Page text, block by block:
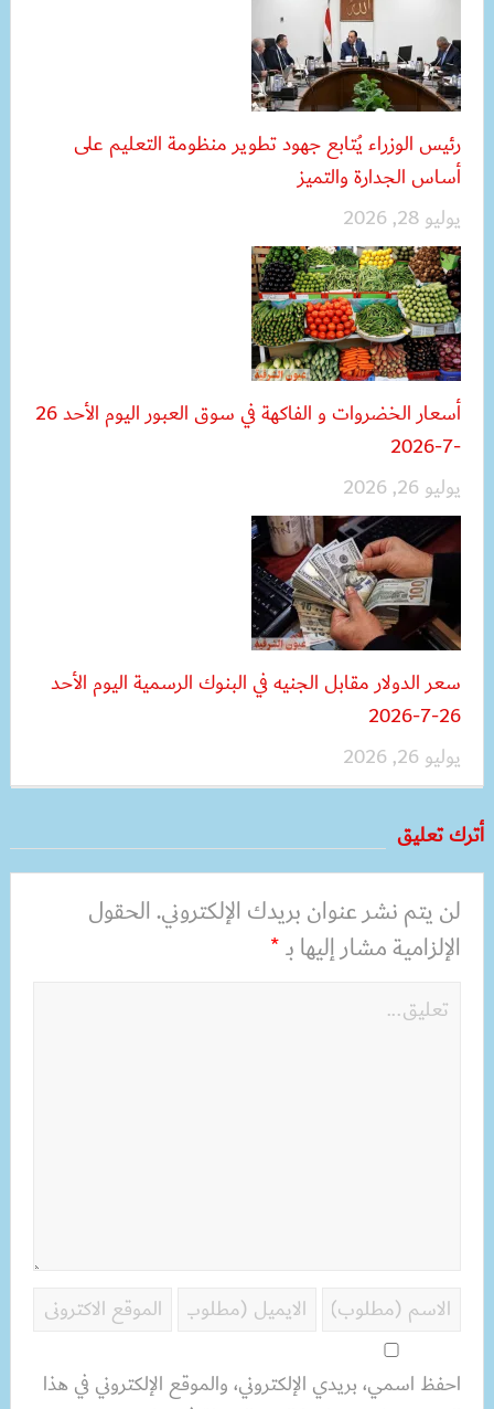
رئيس الوزراء يُتابع جهود تطوير منظومة التعليم على
أساس الجدارة والتميز
يوليو 28, 2026
أسعار الخضروات و الفاكهة في سوق العبور اليوم الأحد 26
-7-2026
يوليو 26, 2026
سعر الدولار مقابل الجنيه في البنوك الرسمية اليوم الأحد
26-7-2026
يوليو 26, 2026
أترك تعليق
لن يتم نشر عنوان بريدك الإلكتروني.الحقول
الإلزامية مشار إليها بـ*
احفظ اسمي، بريدي الإلكتروني، والموقع الإلكتروني في هذا